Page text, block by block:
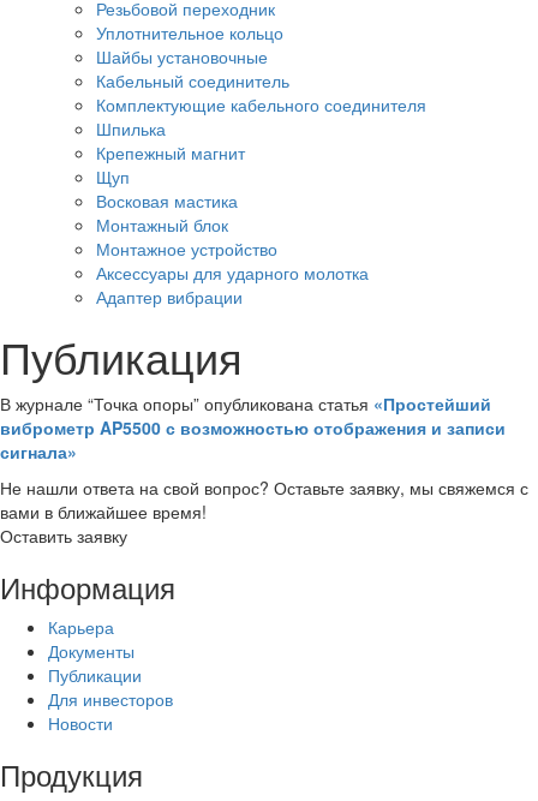
Резьбовой переходник
Уплотнительное кольцо
Шайбы установочные
Кабельный соединитель
Комплектующие кабельного соединителя
Шпилька
Крепежный магнит
Щуп
Восковая мастика
Монтажный блок
Монтажное устройство
Аксессуары для ударного молотка
Адаптер вибрации
Публикация
В журнале “Точка опоры” опубликована статья «Простейший
виброметр AP5500 с возможностью отображения и записи
сигнала»
Не нашли ответа на свой вопрос? Оставьте заявку, мы свяжемся с
вами в ближайшее время!
Оставить заявку
Информация
Карьера
Документы
Публикации
Для инвесторов
Новости
Продукция